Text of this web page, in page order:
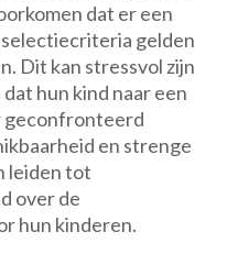
dat er een
gelden
Dit kan stressvol zijn
hun kind naar een
geconfronteerd
en strenge
leiden tot
over de
hun kinderen.